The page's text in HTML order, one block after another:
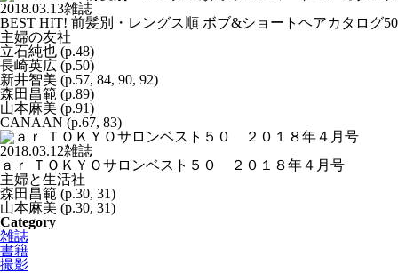
2018.03.13雑誌
BEST HIT! 前髪別・レングス順 ボブ&ショートヘアカタログ
主婦の友社
立石純也 (p.48)
長崎英広 (p.50)
新井智美 (p.57, 84, 90, 92)
森田昌範 (p.89)
山本麻美 (p.91)
CANAAN (p.67, 83)
2018.03.12雑誌
ａｒ ＴＯＫＹＯサロンベスト５０ ２０１８年４月号
主婦と生活社
森田昌範 (p.30, 31)
山本麻美 (p.30, 31)
Category
雑誌
書籍
撮影